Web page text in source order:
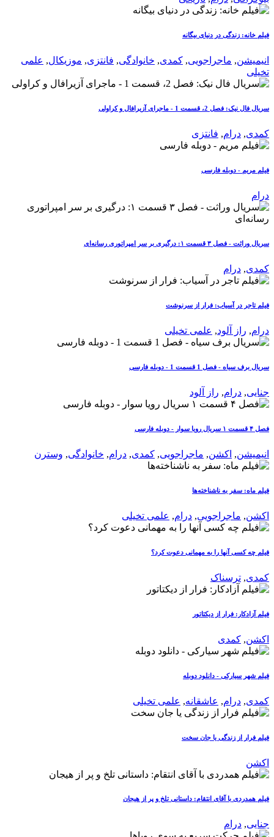
فیلم خانه: زندگی در دنیای بیگانه
انیمیشن, ماجراجویی, کمدی, خانوادگی, فانتزی, موزیکال, علمی
تخیلی
سریال فال نیک: فصل 2، قسمت 1 - ماجرای آزیرافال و کراولی
کمدی, درام, فانتزی
فیلم مریم - دوبله فارسی
درام
سریال وراثت - فصل ۳ قسمت ۱: درگیری بر سر امپراتوری رسانه‌ای
کمدی, درام
فیلم تاجر در آسیاب: فرار از سرنوشت
درام, راز آلود, علمی تخیلی
سریال برف سیاه - فصل 1 قسمت 1 - دوبله فارسی
جنایی, درام, راز آلود
فصل ۴ قسمت ۱ سریال رویا سوار - دوبله فارسی
انیمیشن, اکشن, ماجراجویی, کمدی, درام, خانوادگی, وسترن
فیلم ماه: سفر به ناشناخته‌ها
اکشن, ماجراجویی, درام, علمی تخیلی
فیلم چه کسی آنها را به مهمانی دعوت کرد؟
کمدی, ترسناک
فیلم آزادکار: فرار از دیکتاتور
اکشن, کمدی
فیلم شهر سیارکی - دانلود دوبله
کمدی, درام, عاشقانه, علمی تخیلی
فیلم فرار از زندگی یا جان سخت
اکشن
فیلم همدردی با آقای انتقام: داستانی تلخ و پر از هیجان
جنایی, درام